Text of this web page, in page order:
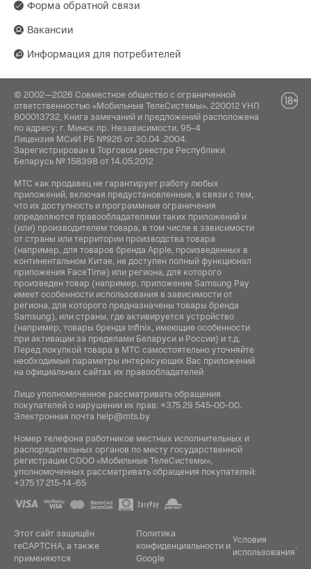
Форма обратной связи
Вакансии
Информация для потребителей
© 2002—2026 Совместное общество с ограниченной
ответственностью «Мобильные ТелеСистемы». 220012 УНП
800013732, Книга замечаний и предложений расположена
по адресу: г. Минск пр. Независимости, 95-4
Лицензия МСиИ РБ №926 от 30.04 .2004.
Зарегистрирован в Торговом реестре Республики
Беларусь № 158398 от 14.05.2012
МТС как продавец не гарантирует работу любых
приложений, включая предустановленные, в связи с тем,
что их доступность и программные ограничения
определяются правообладателями таких приложений и
(или) производителем товара, в том числе в зависимости
от страны или территории производства товара
(например, для товаров бренда Apple, произведенных в
континентальном Китае, не доступен полный функционал
приложения FaceTime) или региона, для которого
произведен товар (например, приложение Samsung Pay
имеет особенности использования в зависимости от
региона, для которого предназначены товары бренда
Samsung), или страны, где активируется устройство
(например, товары бренда Infiniх, имеющие особенности
при активации за пределами Беларуси и России) и т.д.
Перед покупкой товара в МТС самостоятельно уточняйте
необходимые параметры интересующих Вас приложений
на официальных сайтах их правообладателей
Лицо уполномоченное рассматривать обращения
покупателей о нарушении их прав: +375 29 545-00-00.
Электронная почта help@mts.by
Номер телефона работников местных исполнительных и
распорядительных органов по месту государственной
регистрации СООО «Мобильные ТелеСистемы»,
уполномоченных рассматривать обращения покупателей:
+375 17 215-14-65
Этот сайт защищён
reCAPTCHA, а также
применяются
Политика
конфиденциальности
Google
иУсловия
использования.